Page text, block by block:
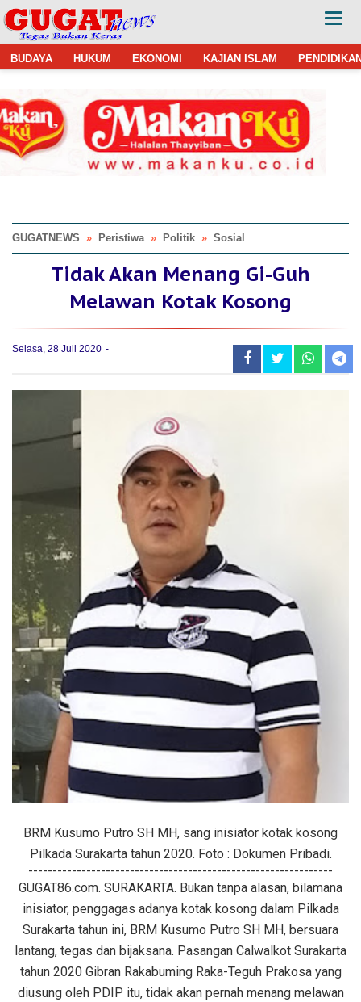
BUDAYA HUKUM EKONOMI KAJIAN ISLAM
GUGATNEWS » Peristiwa » Politik » Sosial
Tidak Akan Menang Gi-Guh
Melawan Kotak Kosong
Selasa, 28 Juli 2020
BRM Kusumo Putro SH MH, sang inisiator kotak kosong
Pilkada Surakarta tahun 2020. Foto : Dokumen Pribadi.
---------------------------------------------------------------
GUGAT86.com. SURAKARTA. Bukan tanpa alasan, bilamana
inisiator, penggagas adanya kotak kosong dalam Pilkada
Surakarta tahun ini, BRM Kusumo Putro SH MH, bersuara
lantang, tegas dan bijaksana. Pasangan Calwalkot Surakarta
tahun 2020 Gibran Rakabuming Raka-Teguh Prakosa yang
diusung oleh PDIP itu, tidak akan pernah menang melawan